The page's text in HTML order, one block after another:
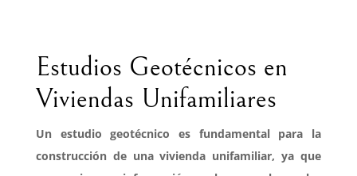
Estudios Geotécnicos en
Viviendas Unifamiliares
Un estudio geotécnico es fundamental para la
construcción de una vivienda unifamiliar, ya que